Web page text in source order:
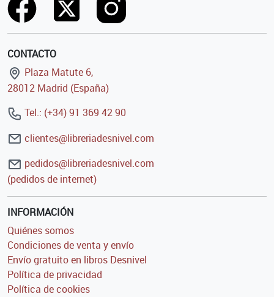
CONTACTO
Plaza Matute 6,
28012 Madrid (España)
Tel.: (+34) 91 369 42 90
clientes@libreriadesnivel.com
pedidos@libreriadesnivel.com
(pedidos de internet)
INFORMACIÓN
Quiénes somos
Condiciones de venta y envío
Envío gratuito en libros Desnivel
Política de privacidad
Política de cookies